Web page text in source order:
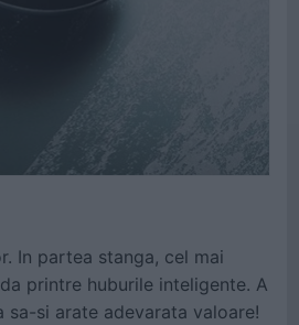
In partea stanga, cel mai
printre huburile inteligente. A
si arate adevarata valoare!